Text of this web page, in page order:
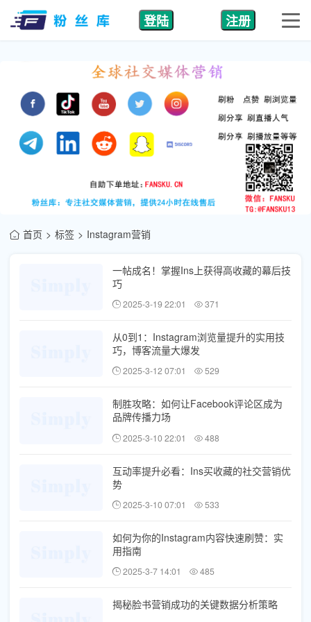
登陆 注册
首页 标签 Instagram营销
一帖成名！掌握Ins上获得高收藏的幕后技
巧
2025-3-19 22:01 371
从0到1：Instagram浏览量提升的实用技
巧，博客流量大爆发
2025-3-12 07:01 529
制胜攻略：如何让Facebook评论区成为
品牌传播力场
2025-3-10 22:01 488
互动率提升必看：Ins买收藏的社交营销优
势
2025-3-10 07:01 533
如何为你的Instagram内容快速刷赞：实
用指南
2025-3-7 14:01 485
揭秘脸书营销成功的关键数据分析策略